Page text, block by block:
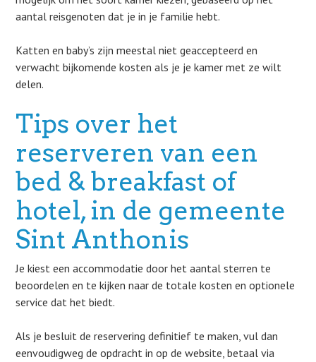
aantal reisgenoten dat je in je familie hebt.
Katten en baby’s zijn meestal niet geaccepteerd en
verwacht bijkomende kosten als je je kamer met ze wilt
delen.
Tips over het
reserveren van een
bed & breakfast of
hotel, in de gemeente
Sint Anthonis
Je kiest een accommodatie door het aantal sterren te
beoordelen en te kijken naar de totale kosten en optionele
service dat het biedt.
Als je besluit de reservering definitief te maken, vul dan
eenvoudigweg de opdracht in op de website, betaal via